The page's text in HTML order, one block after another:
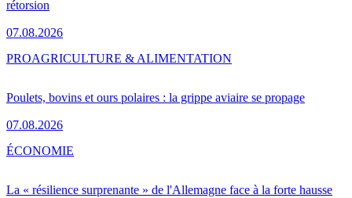
rétorsion
07.08.2026
Poulets, bovins et ours polaires : la grippe aviaire se propage
07.08.2026
PROAGRICULTURE & ALIMENTATION
La « résilience surprenante » de l'Allemagne face à la forte hausse
ÉCONOMIE